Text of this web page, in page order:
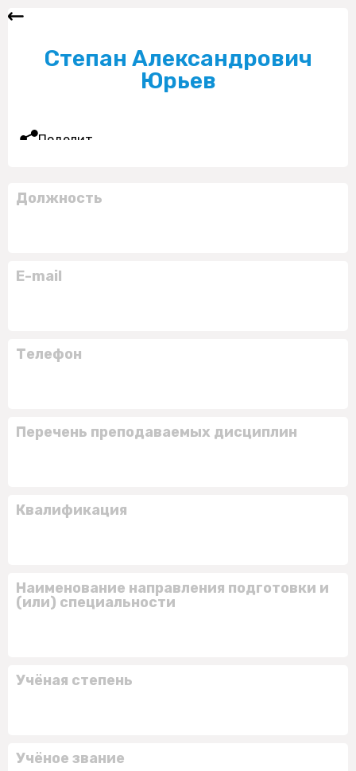
Степан Александрович
Юрьев
Поделиться
Должность
E-mail
Телефон
Перечень преподаваемых дисциплин
Квалификация
Наименование направления подготовки и
(или) специальности
Учёная степень
Учёное звание